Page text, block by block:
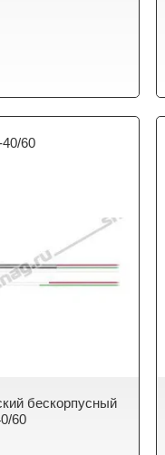
60
бескорпусный
60